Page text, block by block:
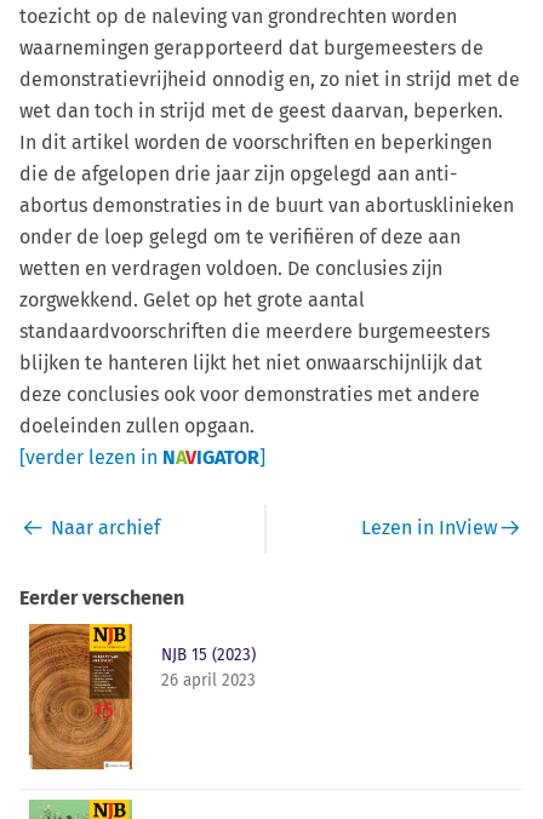
toezicht op de naleving van grondrechten worden
waarnemingen gerapporteerd dat burgemeesters de
demonstratievrijheid onnodig en, zo niet in strijd met de
wet dan toch in strijd met de geest daarvan, beperken.
In dit artikel worden de voorschriften en beperkingen
die de afgelopen drie jaar zijn opgelegd aan anti-
abortus demonstraties in de buurt van abortusklinieken
onder de loep gelegd om te verifiëren of deze aan
wetten en verdragen voldoen. De conclusies zijn
zorgwekkend. Gelet op het grote aantal
standaardvoorschriften die meerdere burgemeesters
blijken te hanteren lijkt het niet onwaarschijnlijk dat
deze conclusies ook voor demonstraties met andere
doeleinden zullen opgaan.
[verder lezen in NAVIGATOR]
Naar archief Lezen in InView
Eerder verschenen
NJB 15 (2023)
26 april 2023